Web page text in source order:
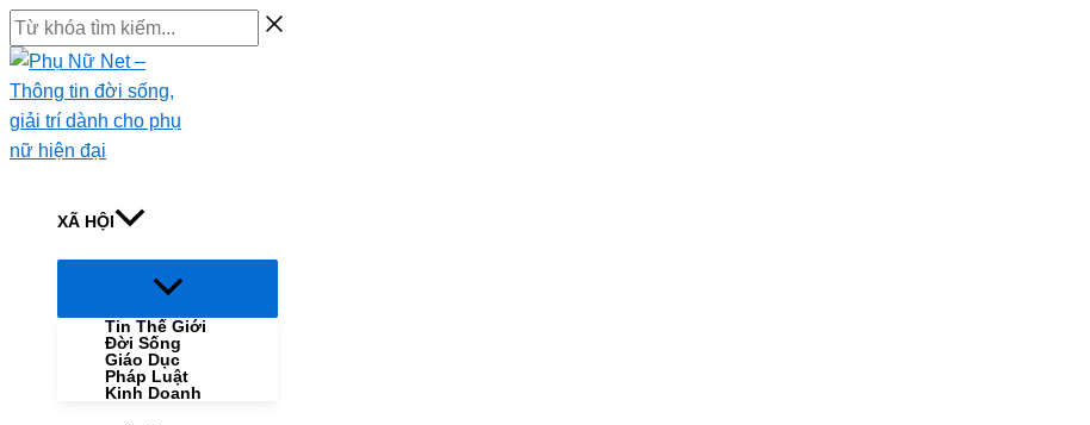
Skip
to
content
Từ
khóa
tìm
kiếm...
XÃ HỘI
Menu
Tin Thế Giới
Đời Sống
Giáo Dục
Pháp Luật
Kinh Doanh